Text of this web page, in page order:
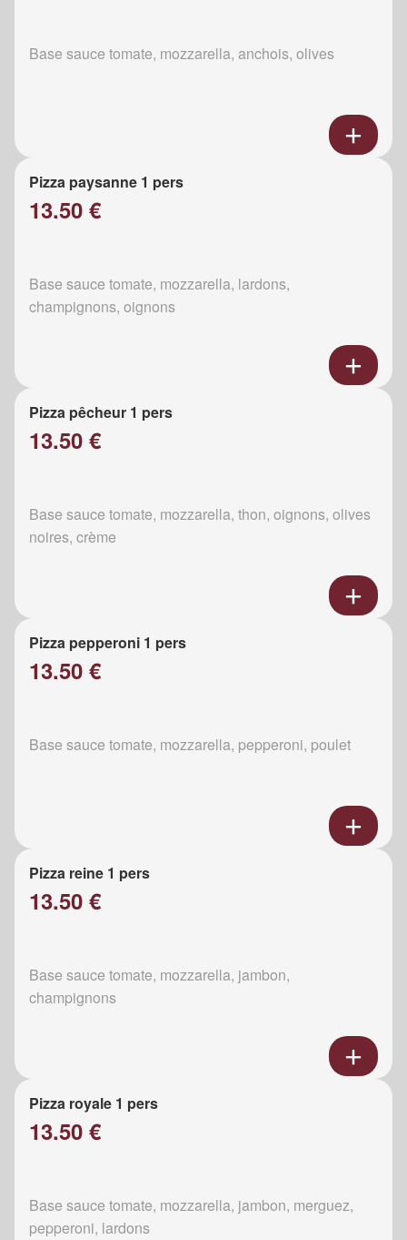
Base sauce tomate, mozzarella, anchois, olives
Pizza paysanne 1 pers
13.50 €
Base sauce tomate, mozzarella, lardons,
champignons, oignons
Pizza pêcheur 1 pers
13.50 €
Base sauce tomate, mozzarella, thon, oignons, olives
noires, crème
Pizza pepperoni 1 pers
13.50 €
Base sauce tomate, mozzarella, pepperoni, poulet
Pizza reine 1 pers
13.50 €
Base sauce tomate, mozzarella, jambon,
champignons
Pizza royale 1 pers
13.50 €
Base sauce tomate, mozzarella, jambon, merguez,
pepperoni, lardons